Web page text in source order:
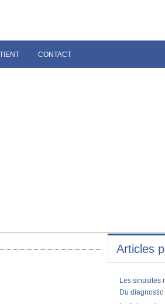
CONTACT
Articles
Les sinusites
Du